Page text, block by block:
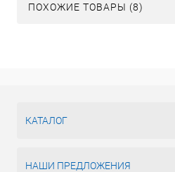
ПОХОЖИЕ ТОВАРЫ (8)
КАТАЛОГ
НАШИ ПРЕДЛОЖЕНИЯ